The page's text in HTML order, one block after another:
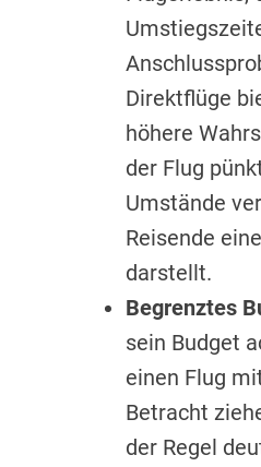
Direktflüge
höhere
der Flug
Umstände
Reisende
darstellt.
Begrenztes
sein Budget
einen Flug
Betracht
der Regel